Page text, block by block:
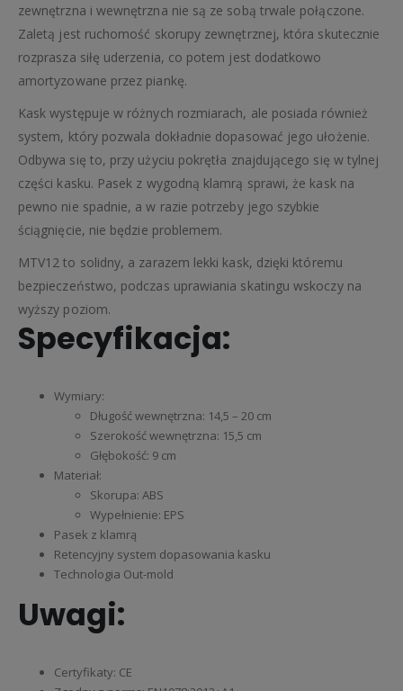
zewnętrzna i wewnętrzna nie są ze sobą trwale połączone.
Zaletą jest ruchomość skorupy zewnętrznej, która skutecznie
rozprasza siłę uderzenia, co potem jest dodatkowo
amortyzowane przez piankę.
Kask występuje w różnych rozmiarach, ale posiada również
system, który pozwala dokładnie dopasować jego ułożenie.
Odbywa się to, przy użyciu pokrętła znajdującego się w tylnej
części kasku. Pasek z wygodną klamrą sprawi, że kask na
pewno nie spadnie, a w razie potrzeby jego szybkie
ściągnięcie, nie będzie problemem.
MTV12 to solidny, a zarazem lekki kask, dzięki któremu
bezpieczeństwo, podczas uprawiania skatingu wskoczy na
wyższy poziom.
Specyfikacja:
Wymiary:
Długość wewnętrzna: 14,5 – 20 cm
Szerokość wewnętrzna: 15,5 cm
Głębokość: 9 cm
Materiał:
Skorupa: ABS
Wypełnienie: EPS
Pasek z klamrą
Retencyjny system dopasowania kasku
Technologia Out-mold
Uwagi:
Certyfikaty: CE